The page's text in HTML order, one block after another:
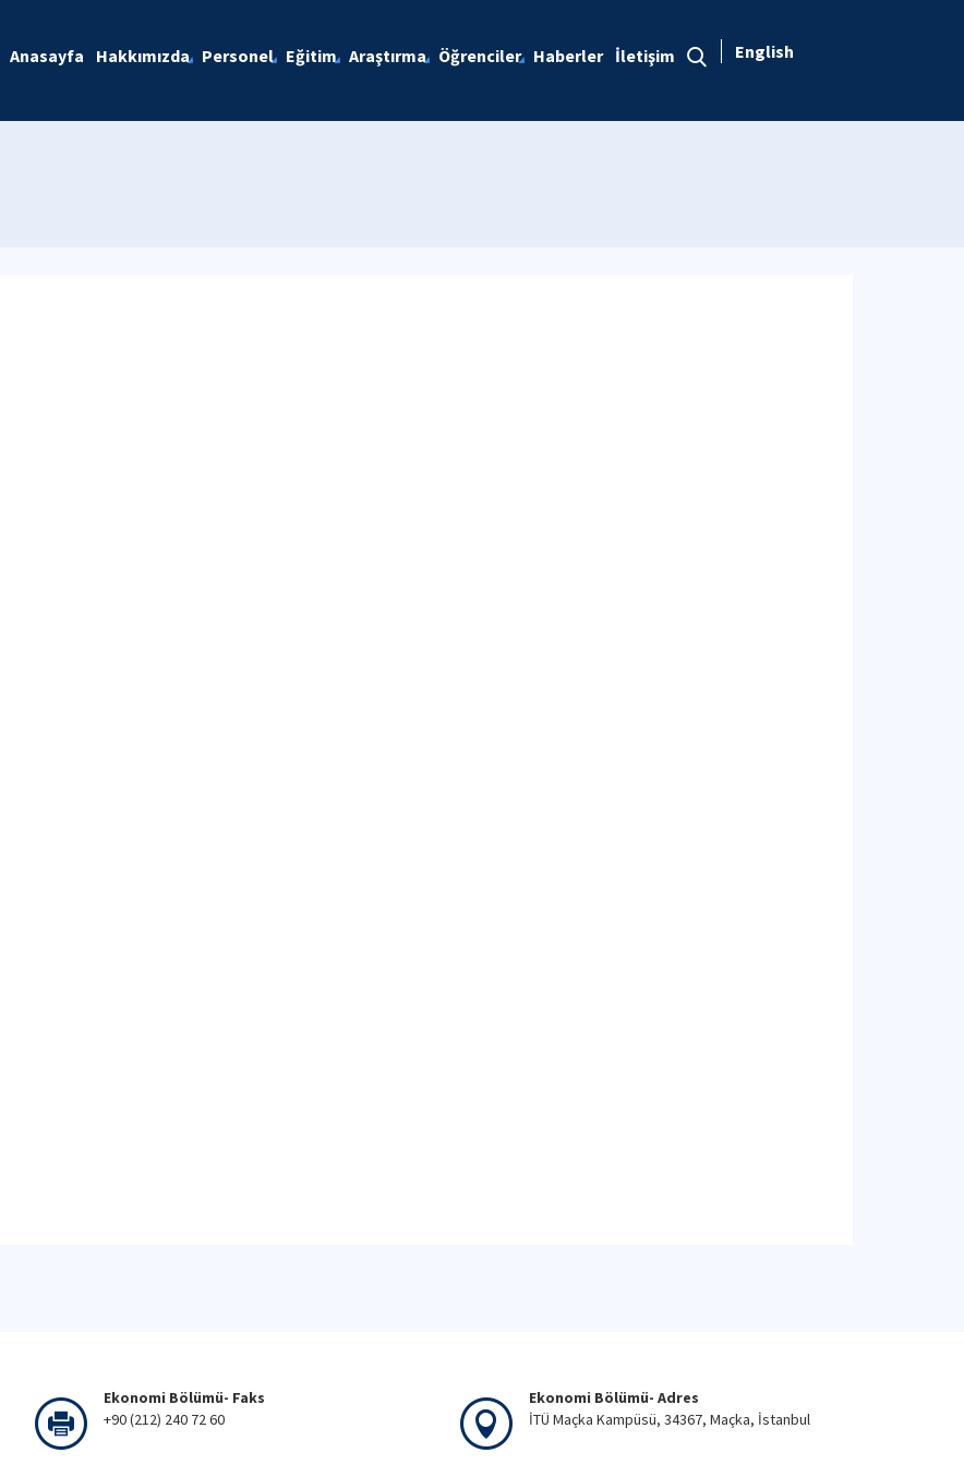
Anasayfa Hakkımızda Personel Eğitim Araştırma Öğrenciler Haberler İletişim English
Ekonomi Bölümü- Faks
+90 (212) 240 72 60
Ekonomi Bölümü- Adres
İTÜ Maçka Kampüsü, 34367, Maçka, İstanbul